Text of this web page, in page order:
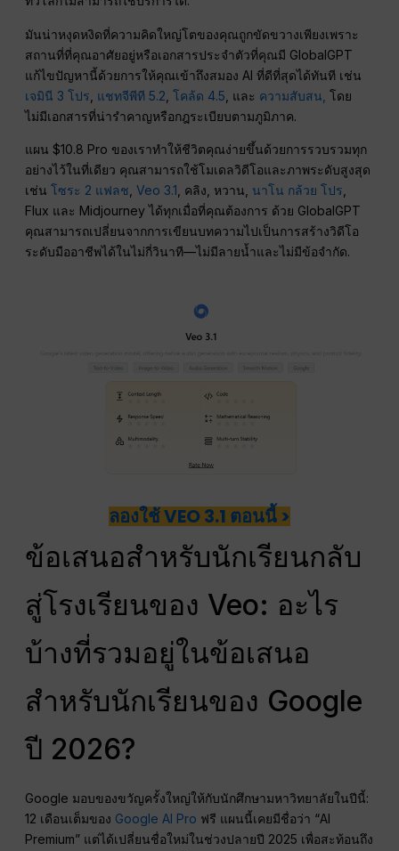
มันน่าหงุดหงิดที่ความคิดใหญ่โตของคุณถูกขัดขวางเพียงเพราะ
สถานที่ที่คุณอาศัยอยู่หรือเอกสารประจำตัวที่คุณมี GlobalGPT
แก้ไขปัญหานี้ด้วยการให้คุณเข้าถึงสมอง AI ที่ดีที่สุดได้ทันที เช่น
เจมินี 3 โปร แชทจีพีที 5.2 ,โคล้ด 4.5 , และ ความสับสน, โดย
ไม่มีเอกสารที่น่ารำคาญหรือกฎระเบียบตามภูมิภาค.
แผน $10.8 Pro ของเราทำให้ชีวิตคุณง่ายขึ้นด้วยการรวบรวมทุก
อย่างไว้ในที่เดียว คุณสามารถใช้โมเดลวิดีโอและภาพระดับสูงสุด
เช่นโซระ 2 แฟลช ,Veo 3.1 , คลิง, หวาน, นาโน กล้วย โปร
Flux และ Midjourney ได้ทุกเมื่อที่คุณต้องการ ด้วย GlobalGPT
คุณสามารถเปลี่ยนจากการเขียนบทความไปเป็นการสร้างวิดีโอ
ระดับมืออาชีพได้ในไม่กี่วินาที—ไม่มีลายน้ำและไม่มีข้อจำกัด.
ลองใช้ VEO 3.1 ตอนนี้ >
ข้อเสนอสำหรับนักเรียนกลับ
สู่โรงเรียนของ Veo: อะไร
บ้างที่รวมอยู่ในข้อเสนอ
สำหรับนักเรียนของ Google
ปี 2026?
Google มอบของขวัญครั้งใหญ่ให้กับนักศึกษามหาวิทยาลัยในปีนี้:
12 เดือนเต็มของ Google AI Pro ฟรี แผนนี้เคยมีชื่อว่า “AI
Premium” แต่ได้เปลี่ยนชื่อใหม่ในช่วงปลายปี 2025 เพื่อสะท้อนถึง